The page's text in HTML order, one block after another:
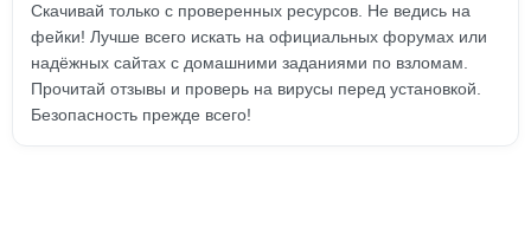
Скачивай только с проверенных ресурсов. Не ведись на
фейки! Лучше всего искать на официальных форумах или
надёжных сайтах с домашними заданиями по взломам.
Прочитай отзывы и проверь на вирусы перед установкой.
Безопасность прежде всего!